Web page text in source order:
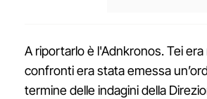
A riportarlo è l'Adnkronos. Tei
confronti era stata emessa
termine delle indagini della